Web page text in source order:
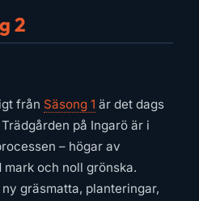
2
från Säsong 1 är det dags
på Ingarö är i
– högar av
och noll grönska.
gräsmatta, planteringar,